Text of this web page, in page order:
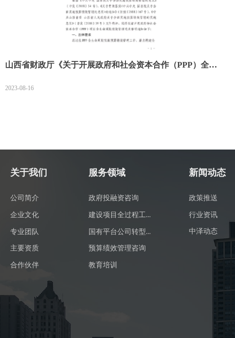
山西省财政厅《关于开展政府和社会资本合作（PPP）全生
2023-08-16
关于我们
公司简介
企业文化
专业团队
主要资质
合作伙伴
服务领域
政府投融资咨询
建设项目全过程工程咨询
国有平台公司转型发展咨询
预算绩效管理咨询
教育培训
新闻动态
政策推送
行业资讯
中泽动态